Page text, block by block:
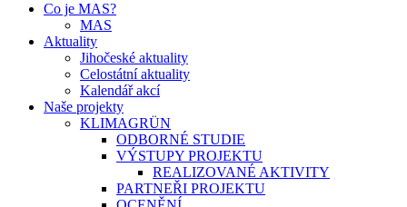
Co je MAS?
MAS
Aktuality
Jihočeské aktuality
Celostátní aktuality
Kalendář akcí
Naše projekty
KLIMAGRÜN
ODBORNÉ STUDIE
VÝSTUPY PROJEKTU
REALIZOVANÉ AKTIVITY
PARTNEŘI PROJEKTU